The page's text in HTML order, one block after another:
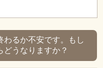
わるか不安です。もし
どうなりますか？